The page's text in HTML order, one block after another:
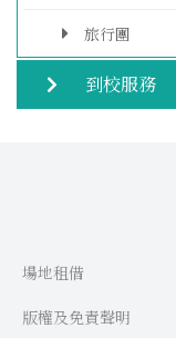
旅行團
到校服務
場地租借
版權及免責聲明